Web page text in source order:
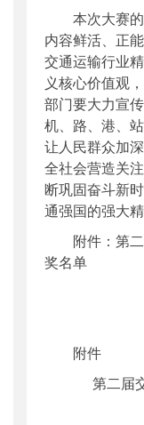
本次大赛的
内容鲜活、正
交通运输行业
义核心价值观
部门要大力宣
机、路、港、
让人民群众加
全社会营造关
断巩固奋斗新
通强国的强大精
附件：第二
奖名单
附件
第二届